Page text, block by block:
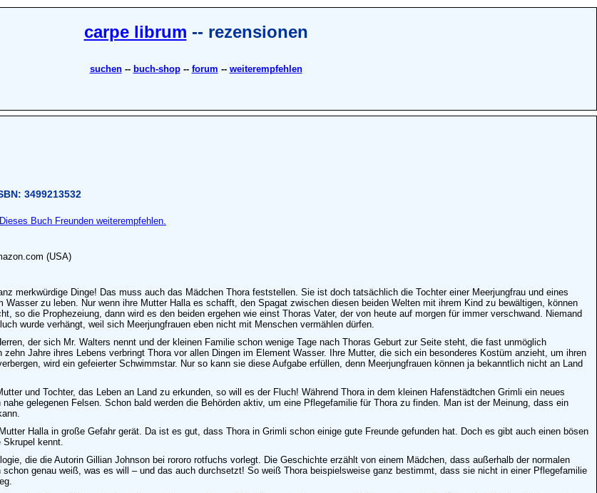
carpe librum -- rezensionen
suchen-- buch-shop-- forum -- weiterempfehlen
3499213532
Dieses Buch Freunden weiterempfehlen.
(USA)
merkwürdige Dinge! Das muss auch das Mädchen Thora feststellen. Sie ist doch tatsächlich die Tochter einer Meerjungfrau und eines
Wasser zu leben. Nur wenn ihre Mutter Halla es schafft, den Spagat zwischen diesen beiden Welten mit ihrem Kind zu bewältigen, können
so die Prophezeiung, dann wird es den beiden ergehen wie einst Thoras Vater, der von heute auf morgen für immer verschwand. Niemand
wurde verhängt, weil sich Meerjungfrauen eben nicht mit Menschen vermählen dürfen.
der sich Mr. Walters nennt und der kleinen Familie schon wenige Tage nach Thoras Geburt zur Seite steht, die fast unmöglich
Jahre ihres Lebens verbringt Thora vor allen Dingen im Element Wasser. Ihre Mutter, die sich ein besonderes Kostüm anzieht, um ihren
wird ein gefeierter Schwimmstar. Nur so kann sie diese Aufgabe erfüllen, denn Meerjungfrauen können ja bekanntlich nicht an Land
und Tochter, das Leben an Land zu erkunden, so will es der Fluch! Während Thora in dem kleinen Hafenstädtchen Grimli ein neues
gelegenen Felsen. Schon bald werden die Behörden aktiv, um eine Pflegefamilie für Thora zu finden. Man ist der Meinung, dass ein
Halla in große Gefahr gerät. Da ist es gut, dass Thora in Grimli schon einige gute Freunde gefunden hat. Doch es gibt auch einen bösen
Skrupel kennt.
die die Autorin Gillian Johnson bei rororo rotfuchs vorlegt. Die Geschichte erzählt von einem Mädchen, dass außerhalb der normalen
genau weiß, was es will – und das auch durchsetzt! So weiß Thora beispielsweise ganz bestimmt, dass sie nicht in einer Pflegefamilie